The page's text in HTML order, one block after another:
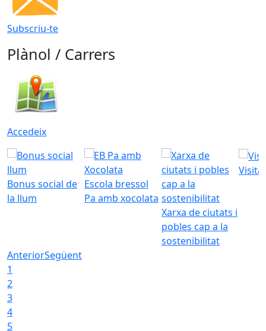
Subscriu-te
Plànol / Carrers
Accedeix
Bonus social de
la llum
Escola bressol
Pa amb xocolata
Xarxa de ciutats i
pobles cap a la
sostenibilitat
Visita
AnteriorSegüent
1
2
3
4
5